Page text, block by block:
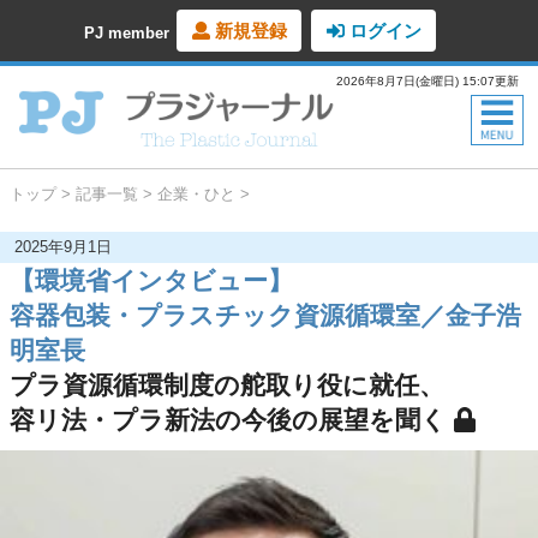
PJ member 新規登録 ログイン
2026年8月7日(金曜日) 15:07更新
トップ 記事一覧 企業・ひと
2025年9月1日
【環境省インタビュー】
容器包装・プラスチック資源循環室／金子浩
明室長
プラ資源循環制度の舵取り役に就任、
容リ法・プラ新法の今後の展望を聞く